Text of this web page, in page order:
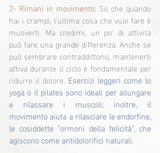
2- Rimani in movimento: So che quando
hai i crampi, l'ultima cosa che vuoi fare è
muoverti. Ma credimi, un po' di attività
può fare una grande differenza. Anche se
può sembrare contraddittorio, mantenerti
attiva durante il ciclo è fondamentale per
ridurre il dolore. Esercizi leggeri come lo
yoga o il pilates sono ideali per allungare
e rilassare i muscoli; inoltre, il
movimento aiuta a rilasciare le endorfine,
le cosiddette "ormoni della felicità", che
agiscono come antidolorifici naturali.